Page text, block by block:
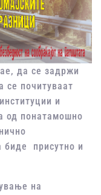
да се задржи
се почитуваат
и
од понатамошно
биде присутно и
на